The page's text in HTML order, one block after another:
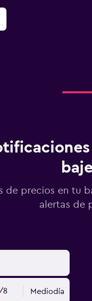
de precios en tu
alertas de
8 Mediodía